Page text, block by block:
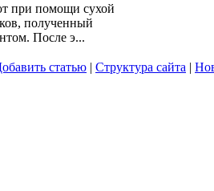
при помощи сухой
полученный
После э...
статью | Структура сайта |